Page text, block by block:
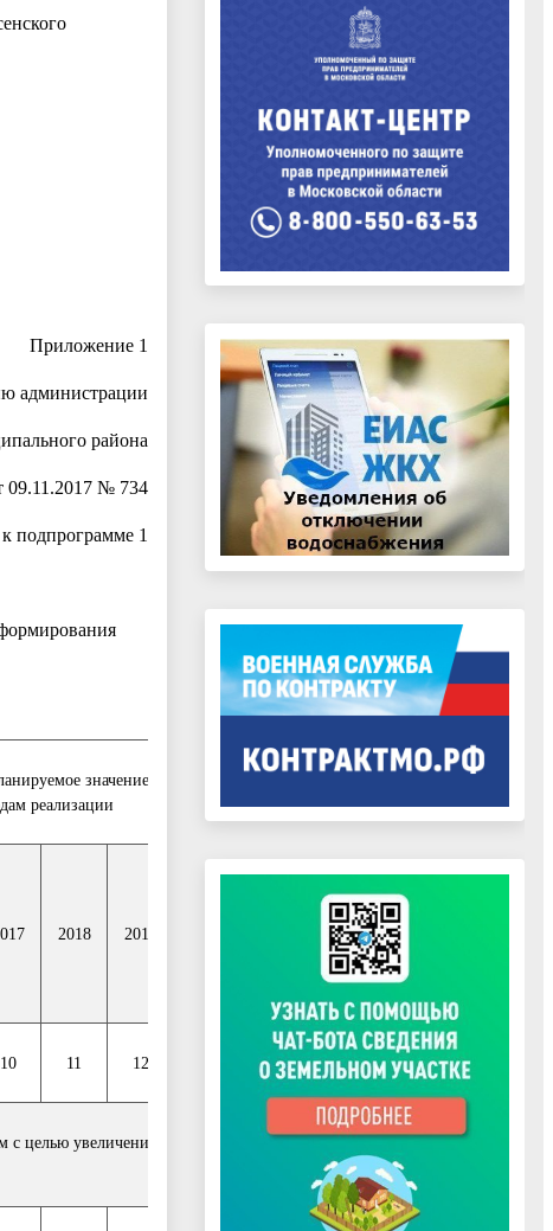
Приложение 1
администрации
района
09.11.2017 № 734
подпрограмме 1
значение показателя по
реализации
2018 2019
10 11 12 14
с целью увеличения числа жителей